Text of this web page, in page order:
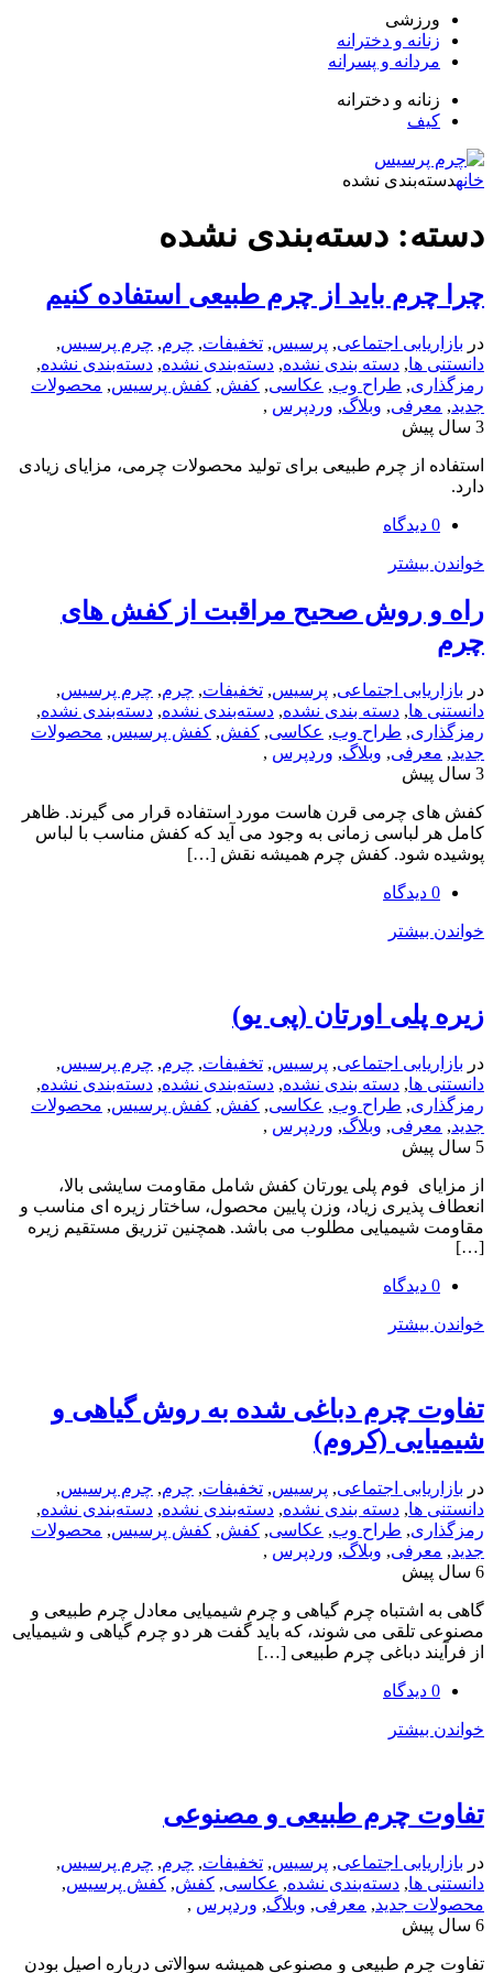
و دخترانه
و پسرانه
و دخترانه
نشده
دسته‌بندی نشده
باید از چرم طبیعی استفاده کنیم
اجتماعی پرسیس, تخفیفات ,چرم,چرم پرسیس,
,دسته بندی نشده,دسته‌بندی نشده,دسته‌بندی نشده,
,طراح وب,عکاسی, کفش, کفش پرسیس , محصولات
, وبلاگ, وردپرس ,
از چرم طبیعی برای تولید محصولات چرمی، مزایای زیادی
روش صحیح مراقبت از کفش های
اجتماعی پرسیس, تخفیفات ,چرم,چرم پرسیس,
,دسته بندی نشده,دسته‌بندی نشده,دسته‌بندی نشده,
,طراح وب,عکاسی, کفش, کفش پرسیس , محصولات
, وبلاگ, وردپرس ,
چرمی قرن هاست مورد استفاده قرار می گیرند. ظاهر
لباسی زمانی به وجود می آید که کفش مناسب با لباس
شود. کفش چرم همیشه نقش […]
اورتان (پی یو)
اجتماعی پرسیس, تخفیفات ,چرم,چرم پرسیس,
,دسته بندی نشده,دسته‌بندی نشده,دسته‌بندی نشده,
,طراح وب,عکاسی, کفش, کفش پرسیس , محصولات
, وبلاگ, وردپرس ,
فوم پلی یورتان کفش شامل مقاومت سایشی بالا،
زیاد، وزن پایین محصول، ساختار زیره ای مناسب و
مطلوب می باشد. همچنین تزریق مستقیم زیره
چرم دباغی شده به روش گیاهی و
(کروم)
اجتماعی پرسیس, تخفیفات ,چرم,چرم پرسیس,
,دسته بندی نشده,دسته‌بندی نشده,دسته‌بندی نشده,
,طراح وب,عکاسی, کفش, کفش پرسیس , محصولات
, وبلاگ, وردپرس ,
اشتباه چرم گیاهی و چرم شیمیایی معادل چرم طبیعی و
می شوند، که باید گفت هر دو چرم گیاهی و شیمیایی
دباغی چرم طبیعی […]
چرم طبیعی و مصنوعی
اجتماعی پرسیس, تخفیفات ,چرم,چرم پرسیس,
,دسته‌بندی نشده,عکاسی, کفش, کفش پرسیس ,
جدید,معرفی, وبلاگ, وردپرس ,
طبیعی و مصنوعی همیشه سوالاتی درباره اصیل بودن